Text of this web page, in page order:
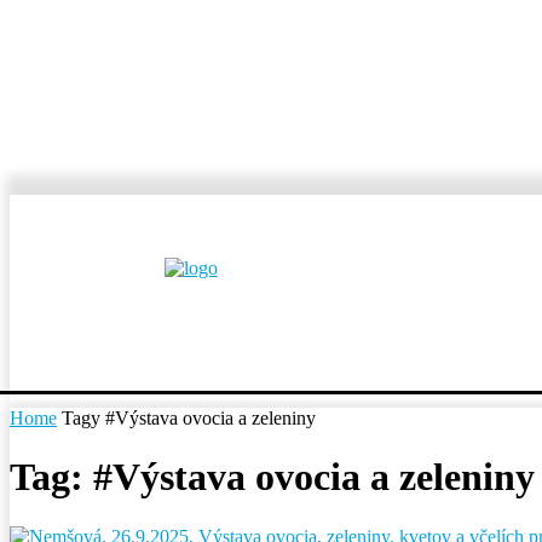
Home Tagy #Výstava ovocia a zeleniny
Tag: #Výstava ovocia a zeleniny